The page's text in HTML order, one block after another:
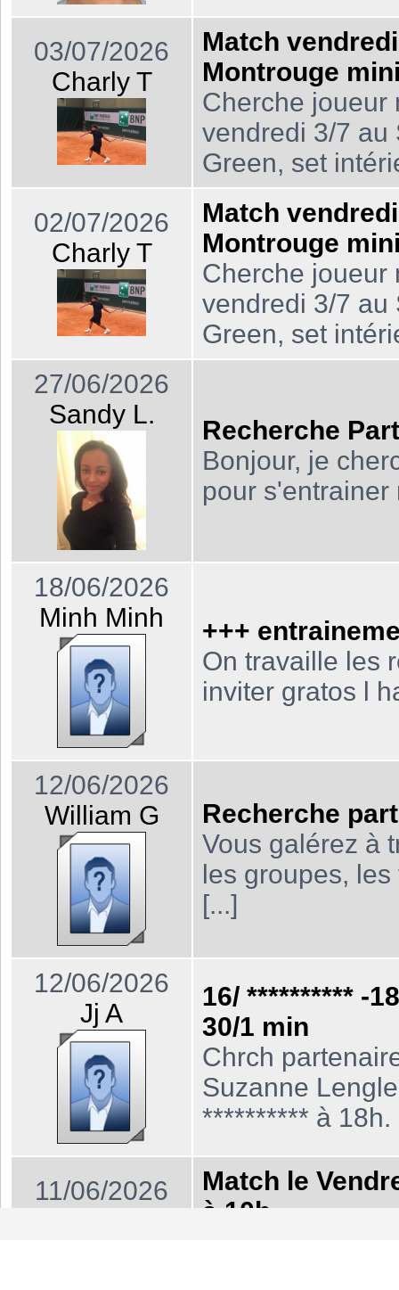
03/07/2026
Charly T
Match
Montrouge
Cherche joueur
vendredi 3/7 au
Green, set
02/07/2026
Charly T
Match
Montrouge
Cherche joueur
vendredi 3/7 au
Green, set
27/06/2026
Sandy L.
Recherche
Bonjour, je
pour s'entrainer
18/06/2026
Minh Minh
+++
On travaille les
inviter gratos l
12/06/2026
William G
Recherche
Vous galérez à
les groupes,
[...]
12/06/2026
Jj A
16/ ********** -
30/1 min
Chrch
Suzanne
********** à 18h.
11/06/2026
Match le
à 10h